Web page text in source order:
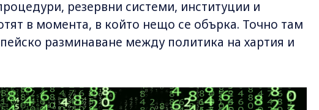
резервни системи, институции и
в момента, в който нещо се обърка. Точно там
разминаване между политика на хартия и